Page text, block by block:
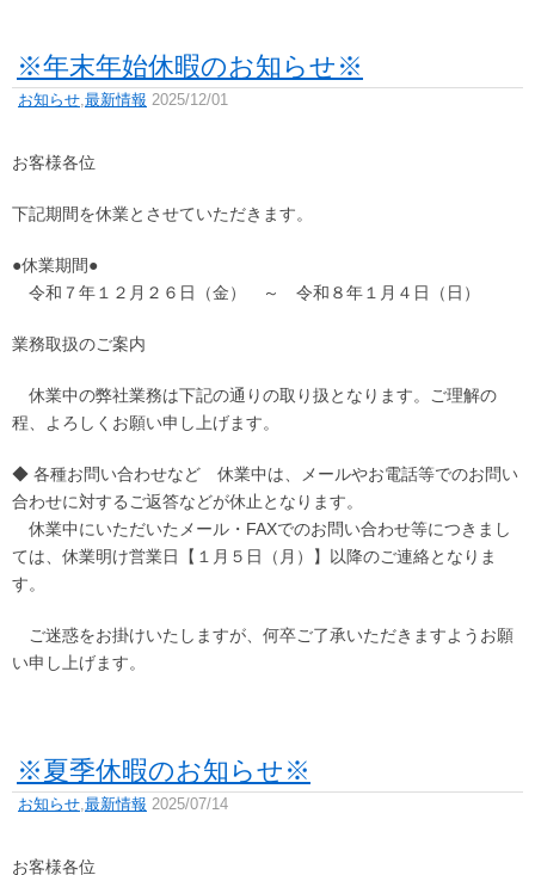
※年末年始休暇のお知らせ※
お知らせ,最新情報 2025/12/01
お客様各位
下記期間を休業とさせていただきます。
●休業期間●
令和７年１２月２６日（金） ～ 令和８年１月４日（日）
業務取扱のご案内
休業中の弊社業務は下記の通りの取り扱となります。ご理解の
程、よろしくお願い申し上げます。
◆ 各種お問い合わせなど 休業中は、メールやお電話等でのお問い
合わせに対するご返答などが休止となります。
休業中にいただいたメール・FAXでのお問い合わせ等につきまし
ては、休業明け営業日【１月５日（月）】以降のご連絡となりま
す。
ご迷惑をお掛けいたしますが、何卒ご了承いただきますようお願
い申し上げます。
※夏季休暇のお知らせ※
お知らせ,最新情報 2025/07/14
お客様各位